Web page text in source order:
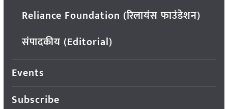
Reliance Foundation (रिलायंस फाउंडेशन)
संपादकीय (Editorial)
Events
Subscribe